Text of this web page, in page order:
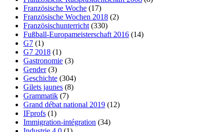
Französische Woche (17)
Französische Wochen 2018 (2)
Französischunterricht (330)
Fußball-Europameisterschaft 2016 (14)
G7 (1)
G7 2018 (1)
Gastronomie (3)
Gender(3)
Geschichte (304)
Gilets jaunes (8)
Grammatik (7)
Grand débat national 2019 (12)
IFprofs (1)
Immigration-intégration (34)